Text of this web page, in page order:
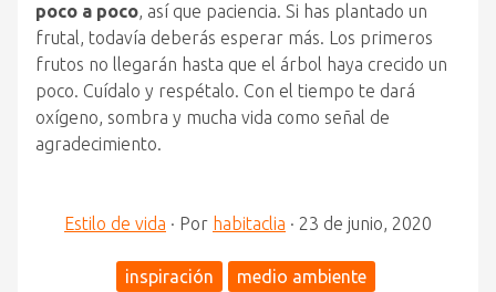
poco a poco, así que paciencia. Si has plantado un
frutal, todavía deberás esperar más. Los primeros
frutos no llegarán hasta que el árbol haya crecido un
poco. Cuídalo y respétalo. Con el tiempo te dará
oxígeno, sombra y mucha vida como señal de
agradecimiento.
Estilo de vida · Por habitaclia · 23 de junio, 2020
inspiración medio ambiente